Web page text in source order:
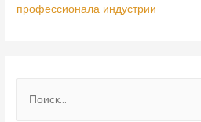
профессионала индустрии